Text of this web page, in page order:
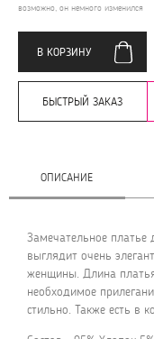
возможно, он немного изменился
В КОРЗИНУ
БЫСТРЫЙ ЗАКАЗ
ОПИСАНИЕ
Замечательное
выглядит очень
женщины. Длина
необходимое
стильно. Также есть в